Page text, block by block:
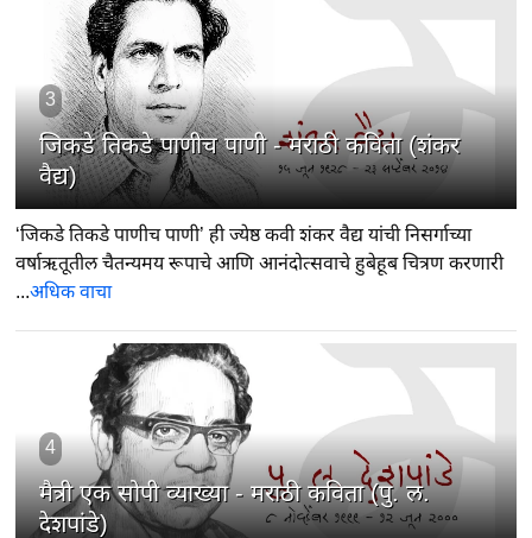
3
जिकडे तिकडे पाणीच पाणी - मराठी कविता (शंकर
वैद्य)
‘जिकडे तिकडे पाणीच पाणी’ ही ज्येष्ठ कवी शंकर वैद्य यांची निसर्गाच्या
वर्षाऋतूतील चैतन्यमय रूपाचे आणि आनंदोत्सवाचे हुबेहूब चित्रण करणारी
...अधिक वाचा
4
मैत्री एक सोपी व्याख्या - मराठी कविता (पु. ल.
देशपांडे)